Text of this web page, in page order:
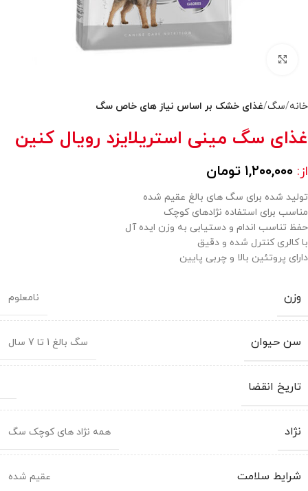
خانه سگ غذای خشک بر اساس نیاز های خاص سگ
غذای سگ مینی استریلایزد رویال کنین
از: ۱,۲۰۰,۰۰۰ تومان
تولید شده برای سگ های بالغ عقیم شده
مناسب برای استفاده نژادهای کوچک
حفظ تناسب اندام و دستیابی به وزن ایده آل
با کالری کنترل شده و دقیق
دارای پروتئین بالا و چربی پایین
وزن نامعلوم
سن حیوان سگ بالغ 1 تا 7 سال
تاریخ انقضا
نژاد همه نژاد های کوچک سگ
شرایط سلامت عقیم شده